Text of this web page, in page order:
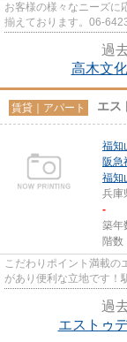
お客様の様々なニーズに
揃えております。06-
過
高木文
賃貸｜アパート エス
福知
阪急
福知
兵庫
-
築年
階数
こだわりポイント満載の
があり便利な立地です！
過
エストゥ